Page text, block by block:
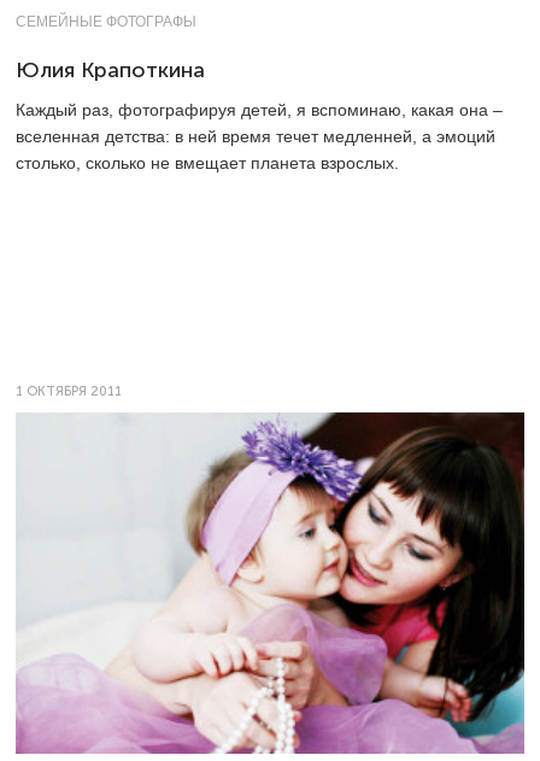
СЕМЕЙНЫЕ ФОТОГРАФЫ
Юлия Крапоткина
Каждый раз, фотографируя детей, я вспоминаю, какая она –
вселенная детства: в ней время течет медленней, а эмоций
столько, сколько не вмещает планета взрослых.
1 ОКТЯБРЯ 2011